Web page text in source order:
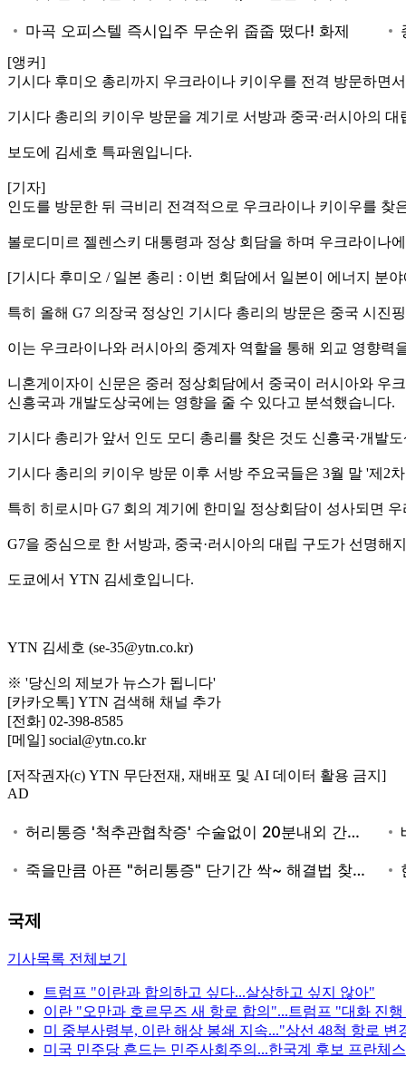
[앵커]
기시다 후미오 총리까지 우크라이나 키이우를 전격 방문하면
기시다 총리의 키이우 방문을 계기로 서방과 중국·러시아의
보도에 김세호 특파원입니다.
[기자]
인도를 방문한 뒤 극비리 전격적으로 우크라이나 키이우를 찾
볼로디미르 젤렌스키 대통령과 정상 회담을 하며 우크라이나
[기시다 후미오 / 일본 총리 : 이번 회담에서 일본이 에너지 분
특히 올해 G7 의장국 정상인 기시다 총리의 방문은 중국 시진
이는 우크라이나와 러시아의 중계자 역할을 통해 외교 영향
니혼게이자이 신문은 중러 정상회담에서 중국이 러시아와 우
신흥국과 개발도상국에는 영향을 줄 수 있다고 분석했습니다.
기시다 총리가 앞서 인도 모디 총리를 찾은 것도 신흥국·개발
기시다 총리의 키이우 방문 이후 서방 주요국들은 3월 말 '제2
특히 히로시마 G7 회의 계기에 한미일 정상회담이 성사되면
G7을 중심으로 한 서방과, 중국·러시아의 대립 구도가 선명해
도쿄에서 YTN 김세호입니다.
YTN 김세호 (se-35@ytn.co.kr)
※ '당신의 제보가 뉴스가 됩니다'
[카카오톡] YTN 검색해 채널 추가
[전화] 02-398-8585
[메일] social@ytn.co.kr
[저작권자(c) YTN 무단전재, 재배포 및 AI 데이터 활용 금지]
AD
국제
기사목록 전체보기
트럼프 "이란과 합의하고 싶다...살상하고 싶지 않아"
이란 "오만과 호르무즈 새 항로 합의"...트럼프 "대화 진
미 중부사령부, 이란 해상 봉쇄 지속..."상선 48척 항로 변
미국 민주당 흔드는 민주사회주의...한국계 후보 프란체